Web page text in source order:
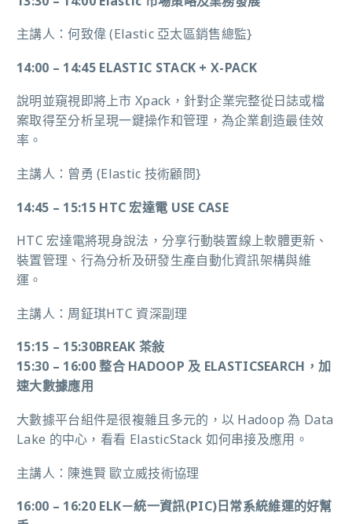
主講人：何致偉 (Elastic 亞太區銷售總監}
14:00 – 14:45 ELASTIC STACK + X-PACK
說明並窺視即將上市 Xpack，針對企業完整從日誌或檔
案取得至分析呈現一鍵操作和管理，為企業創造最佳效
率。
主講人：曾勇 (Elastic 技術顧問}
14:45 – 15:15 HTC 宏達電 USE CASE
HTC 宏達電將現身說法，分享行動裝置線上軟體更新、
裝置管理、行為分析及研發生產自動化資訊架構與維
運。
主講人：周鉦琪HTC 資深副理
15:15 – 15:30BREAK 茶敍
15:30 – 16:00 整合 HADOOP 及 ELASTICSEARCH，加
速大數據應用
大數據平台組件是很複雜且多元的，以 Hadoop 為 Data
Lake 的中心，看看 ElasticStack 如何串接及應用。
主講人：陳進賢 歐立威技術協理
16:00 – 16:20 ELK－統一資訊(PIC)日常系統維運的好幫